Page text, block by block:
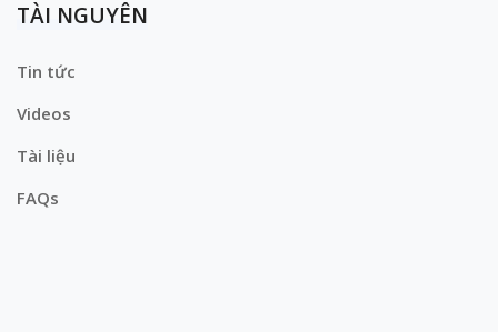
TÀI NGUYÊN
Tin tức
Videos
Tài liệu
FAQs